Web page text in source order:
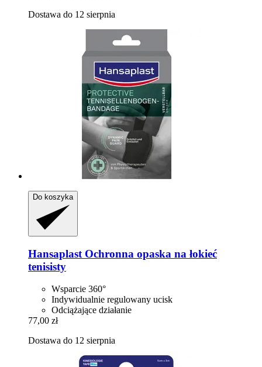
Dostawa do 12 sierpnia
Do koszyka
Hansaplast Ochronna opaska na łokieć
tenisisty
Wsparcie 360°
Indywidualnie regulowany ucisk
Odciążające działanie
77,00 zł
Dostawa do 12 sierpnia